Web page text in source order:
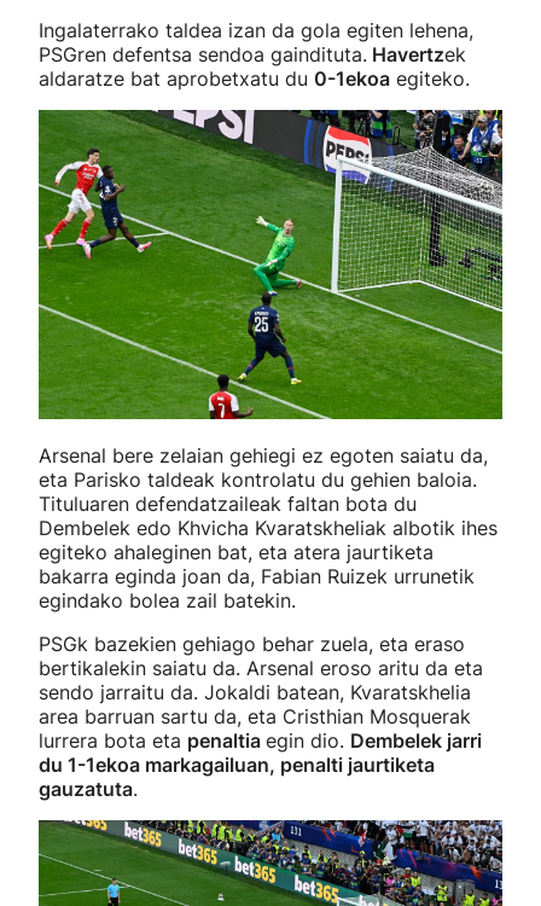
Ingalaterrako taldea izan da gola egiten lehena,
PSGren defentsa sendoa gaindituta. Havertzek
aldaratze bat aprobetxatu du 0-1ekoa egiteko.
Arsenal bere zelaian gehiegi ez egoten saiatu da,
eta Parisko taldeak kontrolatu du gehien baloia.
Tituluaren defendatzaileak faltan bota du
Dembelek edo Khvicha Kvaratskheliak albotik ihes
egiteko ahaleginen bat, eta atera jaurtiketa
bakarra eginda joan da, Fabian Ruizek urrunetik
egindako bolea zail batekin.
PSGk bazekien gehiago behar zuela, eta eraso
bertikalekin saiatu da. Arsenal eroso aritu da eta
sendo jarraitu da. Jokaldi batean, Kvaratskhelia
area barruan sartu da, eta Cristhian Mosquerak
lurrera bota eta penaltia egin dio. Dembelek jarri
du 1-1ekoa markagailuan, penalti jaurtiketa
gauzatuta.